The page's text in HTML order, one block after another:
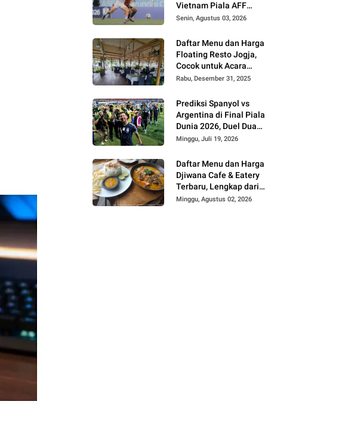
Vietnam Piala AFF
2026
Senin, Agustus 03, 2026
Daftar Menu dan Harga
Floating Resto Jogja,
Cocok untuk Acara
Keluarga dan
Rabu, Desember 31, 2025
Prediksi Spanyol vs
Argentina di Final Piala
Dunia 2026, Duel Dua
Raksasa Penentu Gelar
Minggu, Juli 19, 2026
Daftar Menu dan Harga
Djiwana Cafe & Eatery
Terbaru, Lengkap dari
Croissant, Pizza hingga
Minggu, Agustus 02, 2026